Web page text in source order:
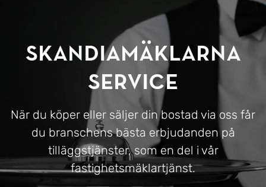
SkandiaMäklarna
Service
När du köper eller säljer din bostad via oss får
du branschens bästa erbjudanden på
tilläggstjänster, som en del i vår
fastighetsmäklartjänst.